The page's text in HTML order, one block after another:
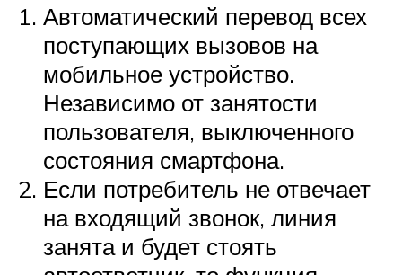
Автоматический перевод всех
поступающих вызовов на
мобильное устройство.
Независимо от занятости
пользователя, выключенного
состояния смартфона.
Если потребитель не отвечает
на входящий звонок, линия
занята и будет стоять